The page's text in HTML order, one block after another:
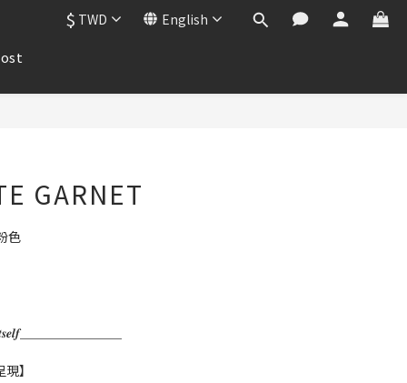
$ TWD English
GARNET
色
＿＿＿＿＿＿＿＿
】